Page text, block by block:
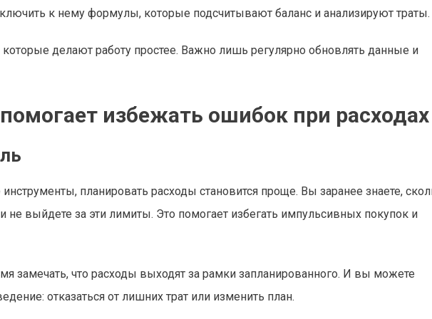
к нему формулы, которые подсчитывают баланс и анализируют траты.
делают работу простее. Важно лишь регулярно обновлять данные и
избежать ошибок при расходах
планировать расходы становится проще. Вы заранее знаете,
выйдете за эти лимиты. Это помогает избегать импульсивных покупок и
замечать, что расходы выходят за рамки запланированного. И вы можете
отказаться от лишних трат или изменить план.